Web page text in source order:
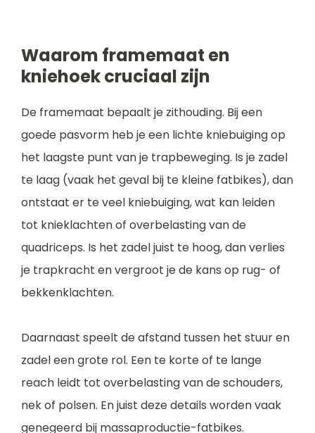
Waarom framemaat en
kniehoek cruciaal zijn
De framemaat bepaalt je zithouding. Bij een
goede pasvorm heb je een lichte kniebuiging op
het laagste punt van je trapbeweging. Is je zadel
te laag (vaak het geval bij te kleine fatbikes), dan
ontstaat er te veel kniebuiging, wat kan leiden
tot knieklachten of overbelasting van de
quadriceps. Is het zadel juist te hoog, dan verlies
je trapkracht en vergroot je de kans op rug- of
bekkenklachten.
Daarnaast speelt de afstand tussen het stuur en
zadel een grote rol. Een te korte of te lange
reach leidt tot overbelasting van de schouders,
nek of polsen. En juist deze details worden vaak
genegeerd bij massaproductie-fatbikes.